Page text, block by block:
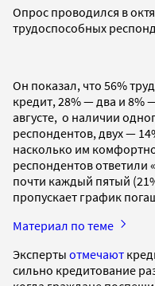
Опрос проводился в
трудоспособных
Он показал, что 56%
кредит, 28% — два и 8%
августе, о наличии
респондентов, двух —
насколько им
респондентов ответили
почти каждый пятый
пропускает график
Материал по теме
Эксперты отмечают
сильно кредитование